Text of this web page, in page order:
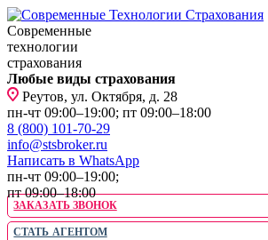
Современные
технологии
страхования
Любые виды страхования
Реутов, ул. Октября, д. 28
пн-чт 09:00–19:00; пт 09:00–18:00
8 (800) 101-70-29
info@stsbroker.ru
Написать в WhatsApp
пн-чт 09:00–19:00;
пт 09:00–18:00
ЗАКАЗАТЬ ЗВОНОК
СТАТЬ АГЕНТОМ